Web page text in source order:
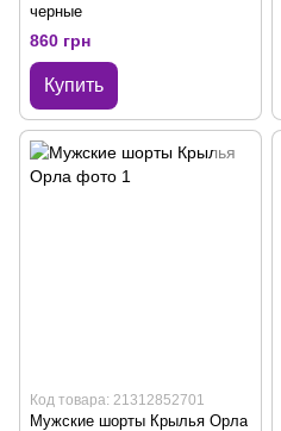
черные
860 грн
Купить
Код товара: 21312852701
Мужские шорты Крылья Орла